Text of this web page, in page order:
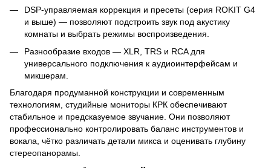
DSP-управляемая коррекция и пресеты (серия ROKIT G4
и выше) — позволяют подстроить звук под акустику
комнаты и выбрать режимы воспроизведения.
Разнообразие входов — XLR, TRS и RCA для
универсального подключения к аудиоинтерфейсам и
микшерам.
Благодаря продуманной конструкции и современным
технологиям, студийные мониторы КРК обеспечивают
стабильное и предсказуемое звучание. Они позволяют
профессионально контролировать баланс инструментов и
вокала, чётко различать детали микса и оценивать глубину
стереопанорамы.